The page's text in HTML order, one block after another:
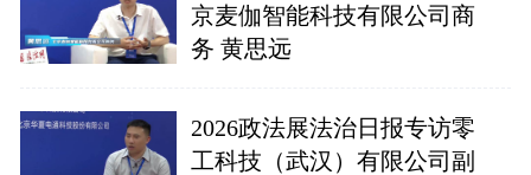
京麦伽智能科技有限公司商
务 黄思远
2026政法展法治日报专访零
工科技（武汉）有限公司副